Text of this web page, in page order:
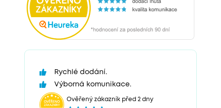
Rychlé dodání.
Výborná komunikace.
Ověřený zákazník před 2 dny